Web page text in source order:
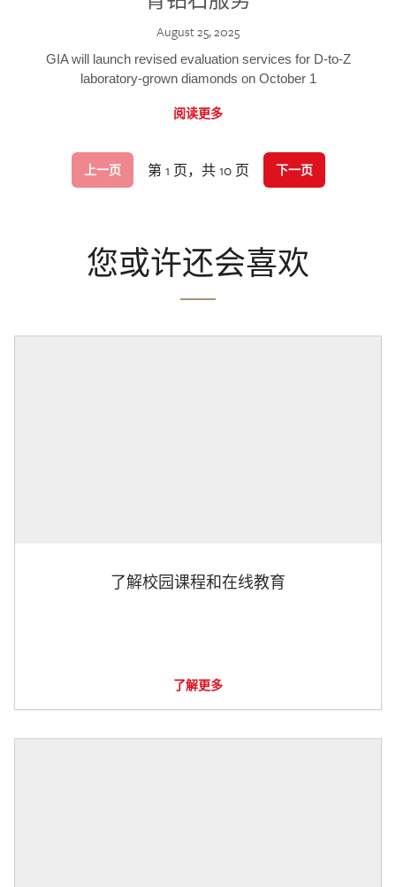
August 25, 2025
GIA will launch revised evaluation services for D-to-Z
laboratory-grown diamonds on October 1
阅读更多
上一页 第 1 页，共 10 页 下一页
您或许还会喜欢
了解校园课程和在线教育
了解更多